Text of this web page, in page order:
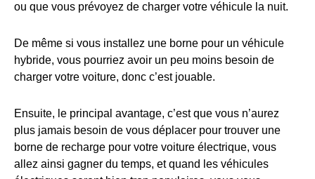
ou que vous prévoyez de charger votre véhicule la nuit.
De même si vous installez une borne pour un véhicule
hybride, vous pourriez avoir un peu moins besoin de
charger votre voiture, donc c’est jouable.
Ensuite, le principal avantage, c’est que vous n’aurez
plus jamais besoin de vous déplacer pour trouver une
borne de recharge pour votre voiture électrique, vous
allez ainsi gagner du temps, et quand les véhicules